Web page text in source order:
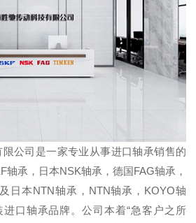
限公司是一家专业从事进口轴承销售的
轴承，日本NSK轴承，德国FAG轴承，
日本NTN轴承，NTN轴承，KOYO轴
口轴承品牌。公司本着“急客户之所